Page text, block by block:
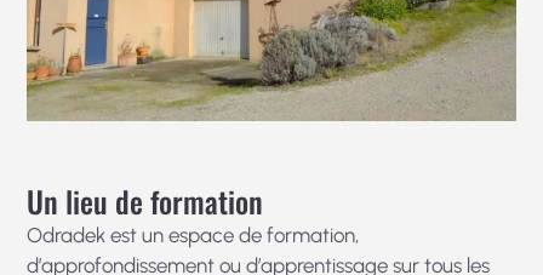
Un lieu de formation
Odradek est un espace de formation,
d’approfondissement ou d’apprentissage sur tous les